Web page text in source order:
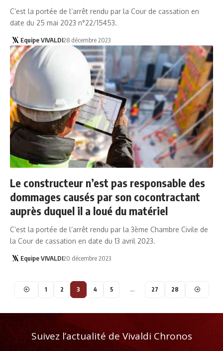
C’est la portée de l’arrêt rendu par la Cour de cassation en
date du 25 mai 2023 n°22/15453.
Equipe VIVALDI28 décembre 2023
Le constructeur n’est pas responsable des
dommages causés par son cocontractant
auprès duquel il a loué du matériel
C’est la portée de l’arrêt rendu par la 3ème Chambre Civile de
la Cour de cassation en date du 13 avril 2023.
Equipe VIVALDI20 décembre 2023
1 2 3 4 5 … 27 28
Suivez l’actualité de Vivaldi Chronos